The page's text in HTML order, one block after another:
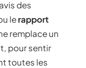
des
lerapport
remplace un
pour sentir
toutes les